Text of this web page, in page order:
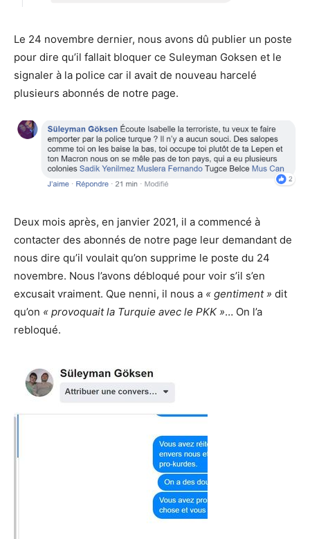
Le 24 novembre dernier, nous avons dû publier un poste
pour dire qu’il fallait bloquer ce Suleyman Goksen et le
signaler à la police car il avait de nouveau harcelé
plusieurs abonnés de notre page.
Deux mois après, en janvier 2021, il a commencé à
contacter des abonnés de notre page leur demandant de
nous dire qu’il voulait qu’on supprime le poste du 24
novembre. Nous l’avons débloqué pour voir s’il s’en
excusait vraiment. Que nenni, il nous a « gentiment » dit
qu’on « provoquait la Turquie avec le PKK »… On l’a
rebloqué.